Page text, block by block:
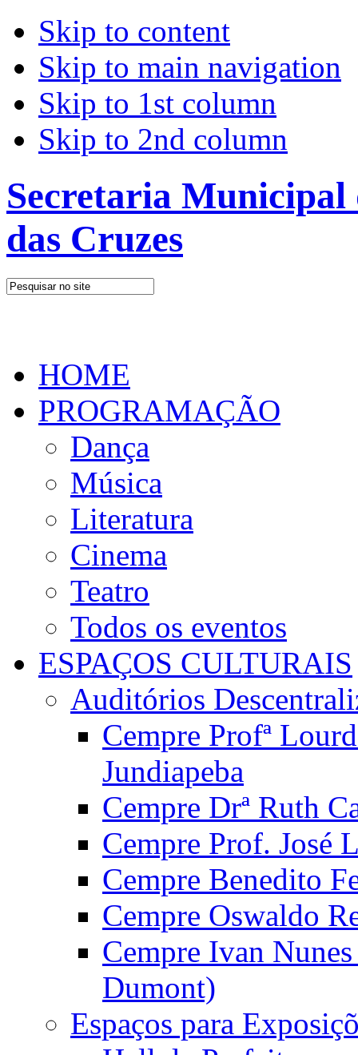
Skip to content
Skip to main navigation
Skip to 1st column
Skip to 2nd column
Secretaria
das Cruzes
HOME
PROGRAMAÇÃO
Dança
Música
Literatura
Cinema
Teatro
Todos os eventos
ESPAÇOS CULTURAIS
Auditórios
Cempre Profª
Jundiapeba
Cempre Drª Ruth
Cempre Prof. José
Cempre Benedito
Cempre Oswaldo
Cempre Ivan
Dumont)
Espaços para